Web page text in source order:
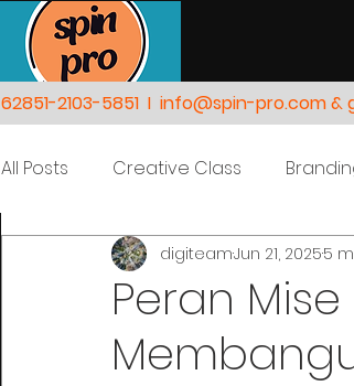
62851-2103-5851 I info@spin-pro.com &
All Posts Creative Class
People
Peran
digiteamJun 21, 20255